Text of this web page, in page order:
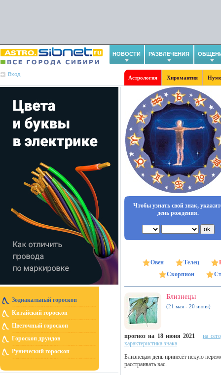
НОВОСТИ РАЗВЛЕЧЕНИЯ
Вход
Астрология Хиромантия
Зодиакальный гороскоп
Китайский гороскоп
Цветочный гороскоп
Гороскоп друидов
Рунический гороскоп
Чтобы узнать свой знак,
день рождения.
Овен Телец
Скорпион
Близнецы
(21 мая - 20 июня)
прогноз на 18 июня 2021
на
характеристика знака
Близнецам день принесёт некую
расстраивать вас.